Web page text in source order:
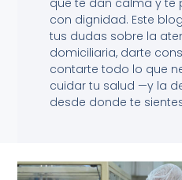
que te dan calma y te
con dignidad. Este
tus dudas sobre la
domiciliaria, darte
contarte todo lo que
cuidar tu salud —y la
desde donde te